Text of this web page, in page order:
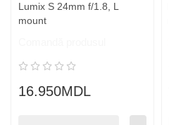
Lumix S 24mm f/1.8, L
mount
16.950MDL